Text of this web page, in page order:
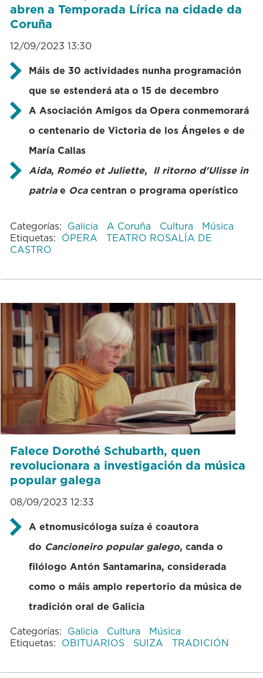
abren a Temporada Lírica na cidade da
Coruña
12/09/2023 13:30
Máis de 30 actividades nunha programación
que se estenderá ata o 15 de decembro
A Asociación Amigos da Opera conmemorará
o centenario de Victoria de los Ángeles e de
María Callas
Aida, Roméo et Juliette, Il ritorno d'Ulisse in
patriae Ocacentran o programa operístico
Categorías: Galicia A Coruña Cultura
Música
Etiquetas: ÓPERA
TEATRO ROSALÍA DE
CASTRO
Falece Dorothé Schubarth, quen
revolucionara a investigación da música
popular galega
08/09/2023 12:33
A etnomusicóloga suíza é coautora
do Cancioneiro popular galego, canda o
filólogo Antón Santamarina, considerada
como o máis amplo repertorio da música de
tradición oral de Galicia
Categorías: Galicia Cultura
Música
Etiquetas: OBITUARIOS SUIZA TRADICIÓN